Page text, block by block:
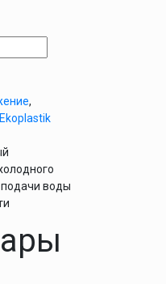
,
Ekoplastik
воды